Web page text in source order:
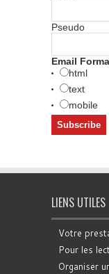
Pseudo
Email
html
text
mobile
LIENS UTILES
Votre
Pour les
Organiser